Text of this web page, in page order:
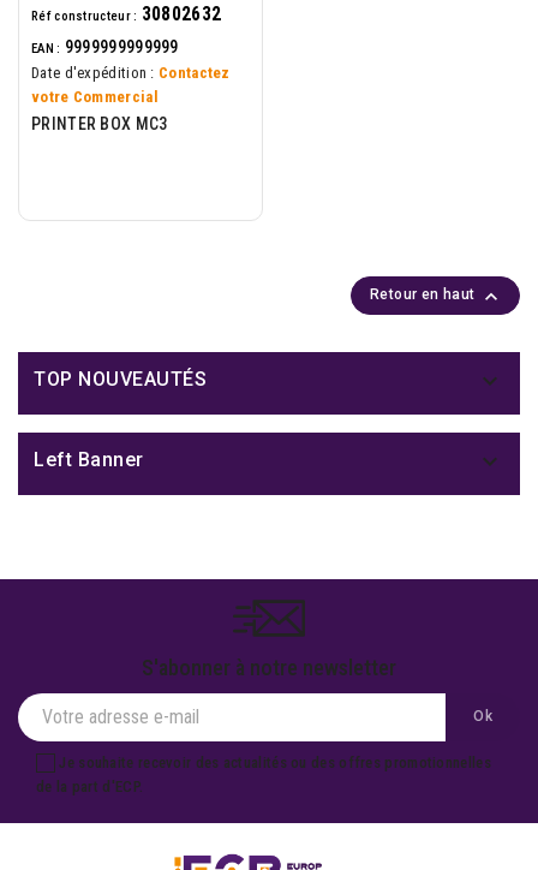
Réf constructeur : 30802632
EAN : 9999999999999
Date d'expédition : Contactez
votre Commercial
PRINTER BOX MC3
Retour en haut 
TOP NOUVEAUTÉS 
Left Banner 
S'abonner à notre newsletter
Je souhaite recevoir des actualités ou des offres promotionnelles
de la part d'ECP.